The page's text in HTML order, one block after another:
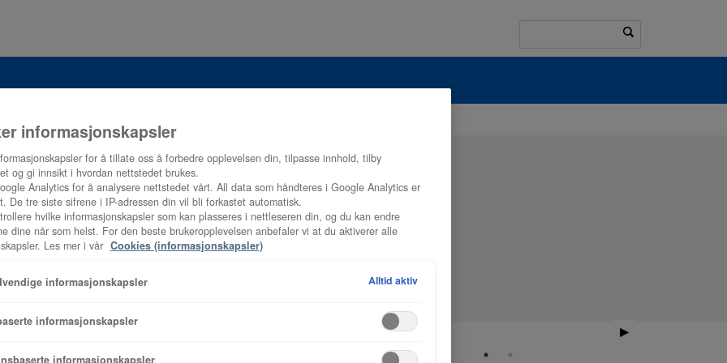
med kontor
strekker seg fra Oslo
hvor vi har dyktige
og oppdrag.
Gulvvarme
informasjonskapsler
for å tillate oss å forbedre opplevelsen din, tilpasse innhold, tilby
og gi innsikt i hvordan nettstedet brukes.
Analytics for å analysere nettstedet vårt. All data som håndteres i Google Analytics er
De tre siste sifrene i IP-adressen din vil bli forkastet automatisk.
hvilke informasjonskapsler som kan plasseres i nettleseren din, og du kan endre
dine når som helst. For den beste brukeropplevelsen anbefaler vi at du aktiverer alle
Les mer i vår Cookies (informasjonskapsler)
informasjonskapsler Alltid aktiv
informasjonskapsler
informasjonskapsler